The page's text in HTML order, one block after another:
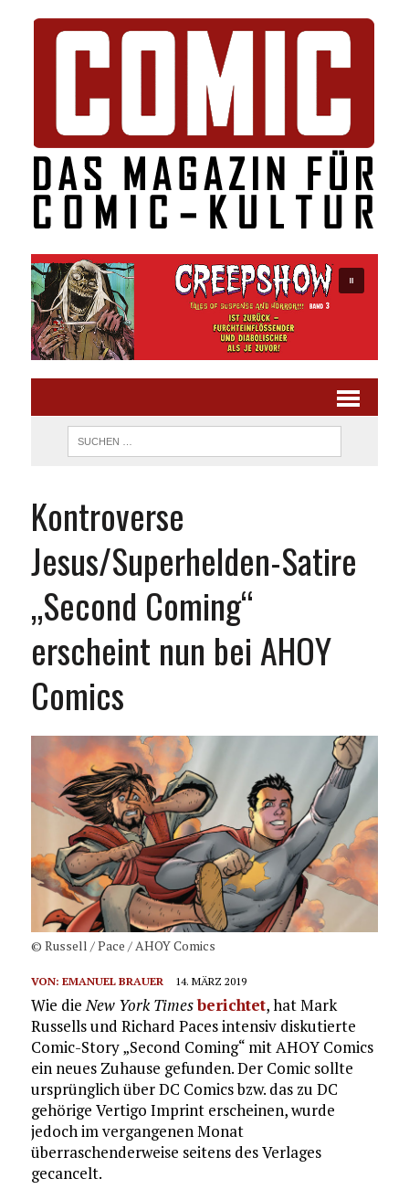
Kontroverse
Jesus/Superhelden-Satire
„Second Coming“
erscheint nun bei AHOY
Comics
© Russell / Pace / AHOY Comics
VON: EMANUEL BRAUER 14. MÄRZ 2019
Wie die New York Timesberichtet, hat Mark
Russells und Richard Paces intensiv diskutierte
Comic-Story „Second Coming“ mit AHOY Comics
ein neues Zuhause gefunden. Der Comic sollte
ursprünglich über DC Comics bzw. das zu DC
gehörige Vertigo Imprint erscheinen, wurde
jedoch im vergangenen Monat
überraschenderweise seitens des Verlages
gecancelt.